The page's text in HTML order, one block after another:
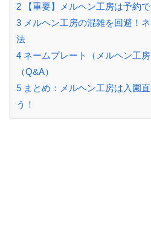
2 【重要】メルヘン工房は予約
3 メルヘン工房の混雑を回避！
法
4 ネームプレート（メルヘン工
（Q&A）
5 まとめ：メルヘン工房は入園
う！